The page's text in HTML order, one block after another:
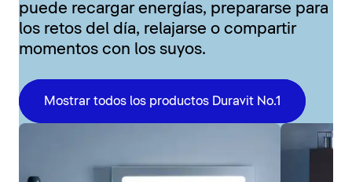
puede recargar energías, prepararse para
los retos del día, relajarse o compartir
momentos con los suyos.
Mostrar todos los productos Duravit No.1